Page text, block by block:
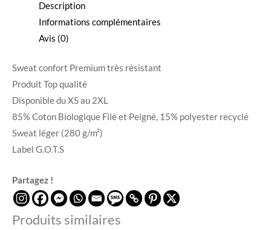
Description
Informations complémentaires
Avis (0)
Sweat confort Premium très résistant
Produit Top qualité
Disponible du XS au 2XL
85% Coton Biologique Filé et Peigné, 15% polyester recyclé
Sweat léger (280 g/m²)
Label G.O.T.S
Partagez !
Produits similaires